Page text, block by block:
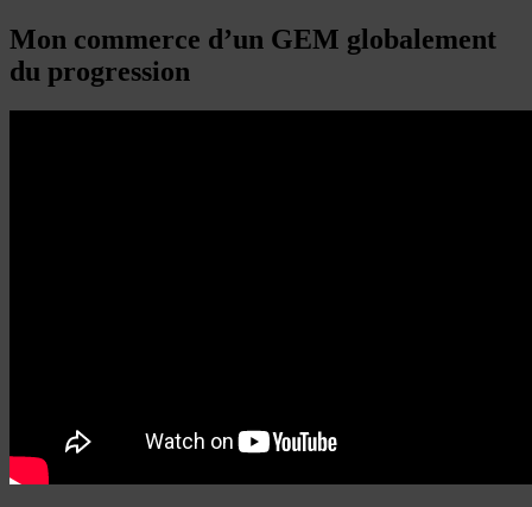
Mon commerce d’un GEM globalement
du progression